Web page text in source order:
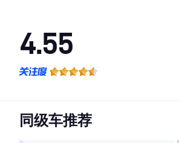
4.55
·空间表现较为优秀，优于84%同级车
同级车推荐